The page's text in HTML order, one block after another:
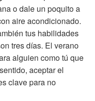
o dale un poquito a
aire acondicionado.
tus habilidades
tres días. El verano
alguien como tú que
aceptar el
clave para no